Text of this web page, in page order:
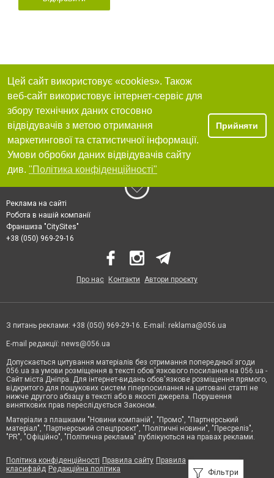
Фільтри
Цей сайт використовує «cookies». Також
веб-сайт використовує інтернет-сервіс для
збору технічних даних стосовно
відвідувачів з метою отримання
маркетингової та статистичної інформації.
Умови обробки даних відвідувачів сайту
див. "Політика конфіденційності"
Прийняти
Реклама на сайті
Робота в нашій компанії
Франшиза "CitySites"
+38 (050) 969-29-16
Про нас Контакти Автори проєкту
З питань реклами: +38 (050) 969-29-16. E-mail: reklama@056.ua
E-mail редакції: news@056.ua
Допускається цитування матеріалів без отримання попередньої згоди
056.ua за умови розміщення в тексті обов'язкового посилання на 056.ua -
Сайт міста Дніпра. Для інтернет-видань обов'язкове розміщення прямого,
відкритого для пошукових систем гіперпосилання на цитовані статті не
нижче другого абзацу в тексті або в якості джерела. Порушення
виняткових прав переслідується Законом.
Матеріали з плашками "Новини компаній", "Промо", "Партнерський
матеріал", "Партнерський спецпроєкт", "Політичні новини", "Пресреліз",
"PR", "Офіційно", "Політична реклама" публікуються на правах реклами.
Політика конфіденційності Правила сайту Правила
класифайд Редакційна політика